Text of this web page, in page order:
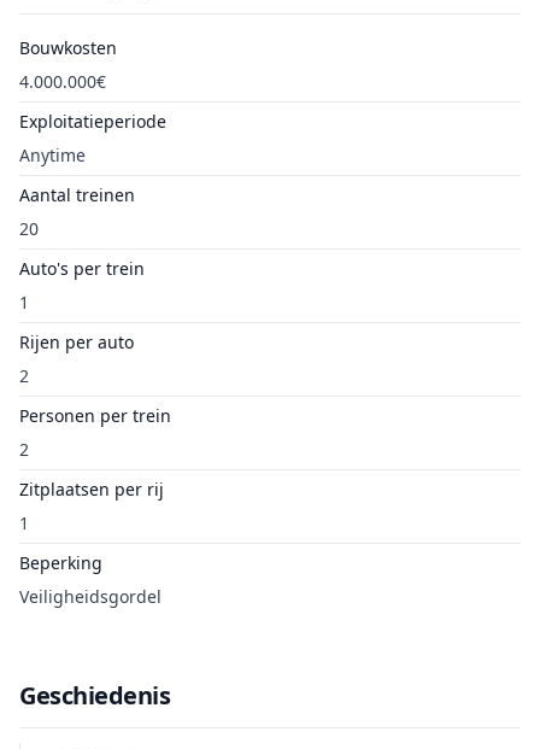
Bouwkosten
4.000.000€
Exploitatieperiode
Anytime
Aantal treinen
20
Auto's per trein
1
Rijen per auto
2
Personen per trein
2
Zitplaatsen per rij
1
Beperking
Veiligheidsgordel
Geschiedenis